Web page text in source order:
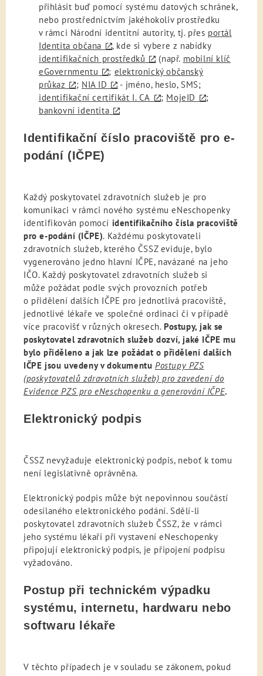
přihlásit buď pomocí systému datových schránek,
nebo prostřednictvím jakéhokoliv prostředku
v rámci Národní identitní autority, tj. přes portál
Identita občana
, kde si vybere z nabídky
identifikačních prostředků
(např. mobilní klíč
eGovernmentu
; elektronický občanský
průkaz
; NIA ID
- jméno, heslo, SMS;
identifikační certifikát I. CA
; MojeID
;
bankovní identita
Identifikační číslo pracoviště pro e-
podání (IČPE)
Každý poskytovatel zdravotních služeb je pro
komunikaci v rámci nového systému eNeschopenky
identifikován pomocí identifikačního čísla pracoviště
pro e-podání (IČPE). Každému poskytovateli
zdravotních služeb, kterého ČSSZ eviduje, bylo
vygenerováno jedno hlavní IČPE, navázané na jeho
IČO. Každý poskytovatel zdravotních služeb si
může požádat podle svých provozních potřeb
o přidělení dalších IČPE pro jednotlivá pracoviště,
jednotlivé lékaře ve společné ordinaci či v případě
více pracovišť v různých okresech. Postupy, jak se
poskytovatel zdravotních služeb dozví, jaké IČPE mu
bylo přiděleno a jak lze požádat o přidělení dalších
IČPE jsou uvedeny v dokumentu Postupy PZS
(poskytovatelů zdravotních služeb) pro zavedení do
Evidence PZS pro eNeschopenku a generování IČPE.
Elektronický podpis
ČSSZ nevyžaduje elektronický podpis, neboť k tomu
není legislativně oprávněna.
Elektronický podpis může být nepovinnou součástí
odesílaného elektronického podání. Sdělí-li
poskytovatel zdravotních služeb ČSSZ, že v rámci
jeho systému lékaři při vystavení eNeschopenky
připojují elektronický podpis, je připojení podpisu
vyžadováno.
Postup při technickém výpadku
systému, internetu, hardwaru nebo
softwaru lékaře
V těchto případech je v souladu se zákonem, pokud